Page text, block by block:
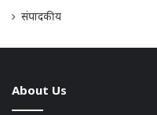
संपादकीय
About Us